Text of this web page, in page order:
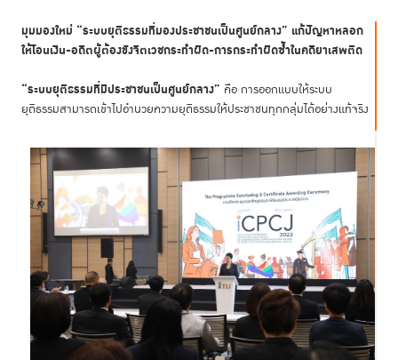
มุมมองใหม่ “ระบบยุติธรรมที่มองประชาชนเป็นศูนย์กลาง” แก้ปัญหาหลอก
ให้โอนเงิน-อดีตผู้ต้องขังจิตเวชกระทำผิด-การกระทำผิดซ้ำในคดียาเสพติด
“ระบบยุติธรรมที่มีประชาชนเป็นศูนย์กลาง” คือ การออกแบบให้ระบบ
ยุติธรรมสามารถเข้าไปอำนวยความยุติธรรมให้ประชาชนทุกกลุ่มได้อย่างแท้จริง